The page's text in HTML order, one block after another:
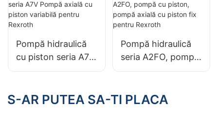
pentru Bosch
Rexroth
pentru Rexroth
Pompă hidraulică
cu piston seria A7V
Pompă axială cu
pentru Rexroth
Pompă hidraulică
seria A2FO, pompă
cu piston, pompă
pentru Rexroth
S-AR PUTEA SA-TI PLACA